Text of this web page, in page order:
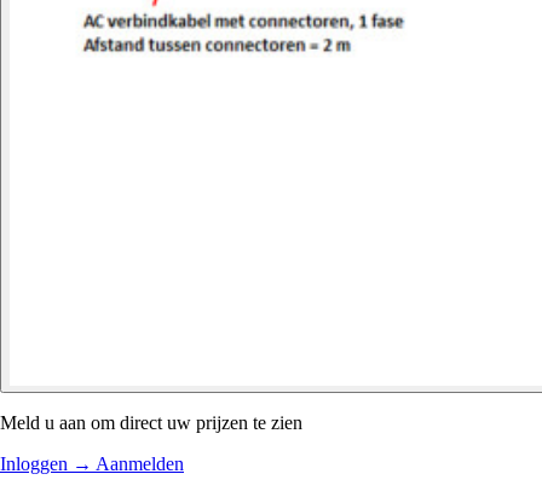
Meld u aan om direct uw prijzen te zien
Inloggen → Aanmelden